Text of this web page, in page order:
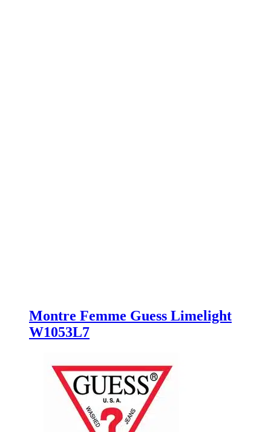
Montre Femme Guess Limelight
W1053L7